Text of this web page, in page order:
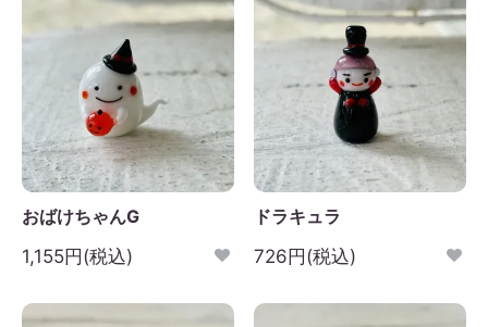
おばけちゃんG
1,155円(税込)
ドラキュラ
726円(税込)